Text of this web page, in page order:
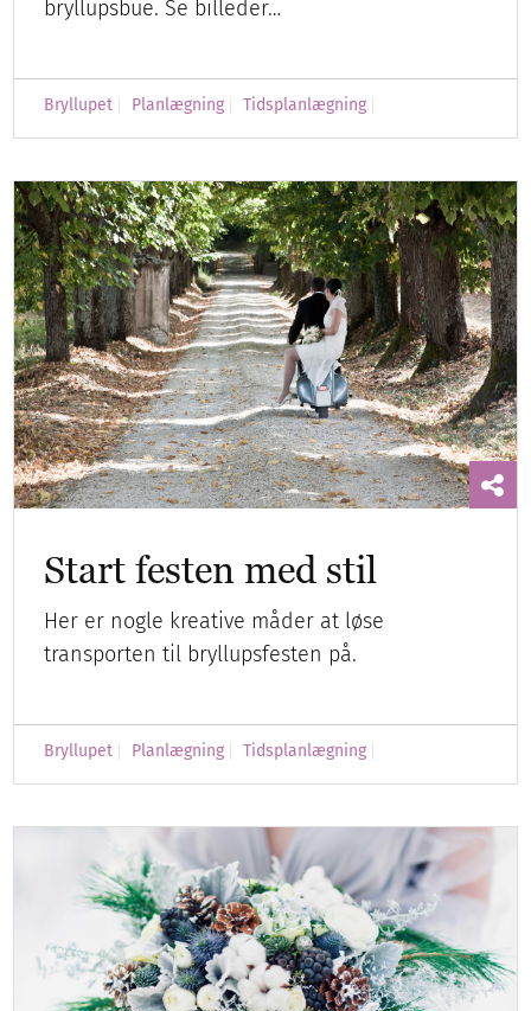
bryllupsbue. Se billeder…
Bryllupet Planlægning Tidsplanlægning
Start festen med stil
Her er nogle kreative måder at løse
transporten til bryllupsfesten på.
Bryllupet Planlægning Tidsplanlægning